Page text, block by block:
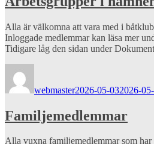
Alla är välkomna att vara med i
Inloggade medlemmar kan läsa mer
Tidigare låg den sidan under
webmaster2026-05-032026-
Familjemedlemmar
Alla vuxna familjemedlemmar som har